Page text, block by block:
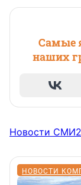
Самые
наших
Новости СМИ2
НОВОСТИ